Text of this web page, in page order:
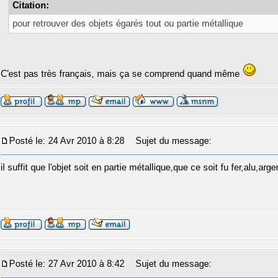
Citation:
pour retrouver des objets égarés tout ou partie métallique
C'est pas très français, mais ça se comprend quand même
Posté le: 24 Avr 2010 à 8:28 Sujet du message:
il suffit que l'objet soit en partie métallique,que ce soit fu
Posté le: 27 Avr 2010 à 8:42 Sujet du message: